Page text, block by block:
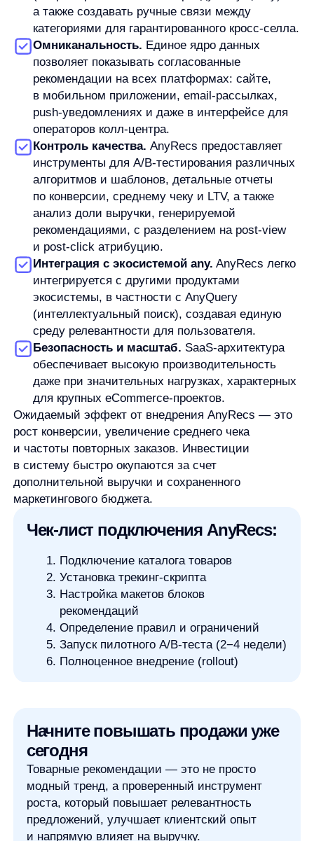
Увеличим продажи вашего
интернет-магазина
Я ознакомился с условиями Политики обработки персональных данных
на обработки моих персональных данных
Согласен на получениерассылки с новостями AI от Any
Свяжитесь со мной
Юридический адрес:
121 205, город Москва, тер Инновационного
Центра Сколково, Большой б-р, д. 42 стр. 1
Фактический адрес:
улица Грузинский Вал, 7. Башня 2
ИНН 7 728 492 537
Основной код по ОКВЭД — 62.01 Разработка компьютерного
программного обеспечения
Продукты
anyQuery
anyRecs
Материалы
Блог
Документация
Сведения
об IT-деятельности
Контакты
any-hello@tbank.ru
support@diginetica.com
Вакансии
Документы
Реквизиты
Лицензионный договор-оферта
Политика обработки персональных данных
Согласие на обработку персональных данных
Рекомендательные алгоритмы
Деятельность в области ИТ
Согласие на получение рекламных и информационных
Функциональные характеристики программного обеспечения
ПО распространяется в виде интернет-сервиса, специальные действия по